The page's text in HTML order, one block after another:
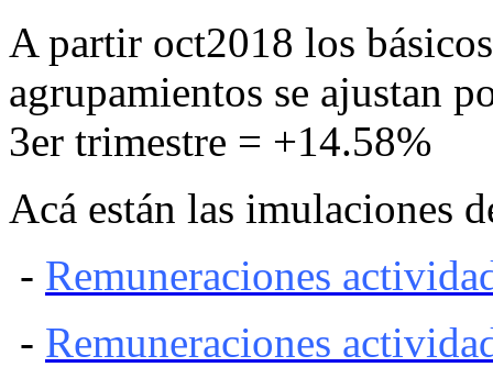
A partir oct2018 los
agrupamientos se ajustan
3er trimestre = +14.58%
Acá están las imulaciones
- Remuneraciones
- Remuneraciones